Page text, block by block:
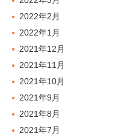
2022年2月
2022年1月
2021年12月
2021年11月
2021年10月
2021年9月
2021年8月
2021年7月